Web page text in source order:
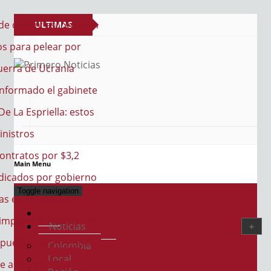
ULTIMAS
NOTICIAS
cañón: así reclutan
para pelear por
de Ucrania
el gabinete
La Espriella: estos
por $3,2
por gobierno
en La Guajira
su talento: la
a una nueva
artistas
PRIMERO NOTICIAS
Main Menu
Toggle navigation
Noticias
Colombia
Local